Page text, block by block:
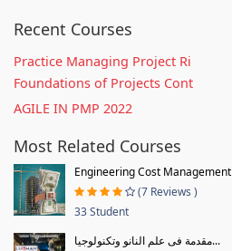
Recent Courses
Practice Managing Project Ri
Foundations of Projects Cont
AGILE IN PMP 2022
Most Related Courses
Engineering Cost Management
(7 Reviews )
33 Student
مقدمة فى علم النانو وتكنولوجيا...